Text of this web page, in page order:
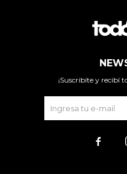
¡Suscribite y recibí
